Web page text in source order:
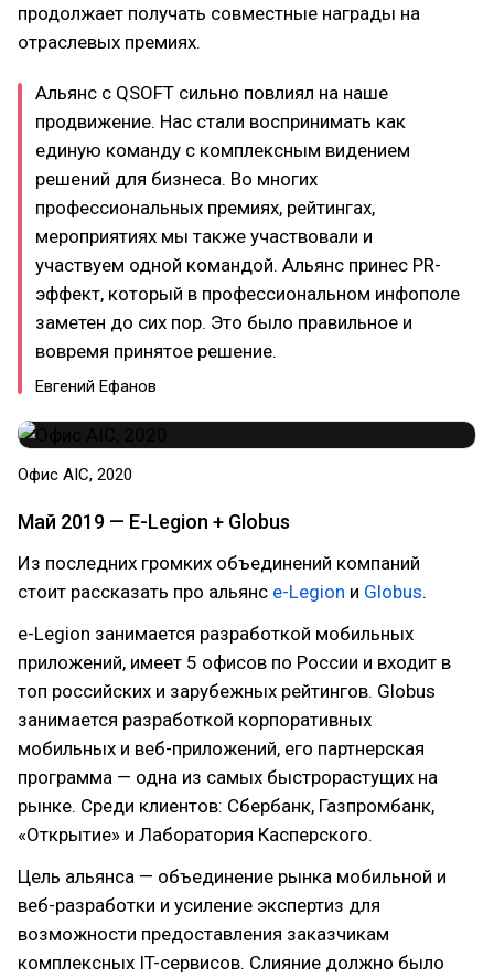
продолжает получать совместные награды на
отраслевых премиях.
Альянс с QSOFT сильно повлиял на наше
продвижение. Нас стали воспринимать как
единую команду с комплексным видением
решений для бизнеса. Во многих
профессиональных премиях, рейтингах,
мероприятиях мы также участвовали и
участвуем одной командой. Альянс принес PR-
эффект, который в профессиональном инфополе
заметен до сих пор. Это было правильное и
вовремя принятое решение.
Евгений Ефанов
Офис AIC, 2020
Май 2019 — E-Legion + Globus
Из последних громких объединений компаний
стоит рассказать про альянс e-Legion и Globus.
e-Legion занимается разработкой мобильных
приложений, имеет 5 офисов по России и входит в
топ российских и зарубежных рейтингов. Globus
занимается разработкой корпоративных
мобильных и веб-приложений, его партнерская
программа — одна из самых быстрорастущих на
рынке. Среди клиентов: Сбербанк, Газпромбанк,
«Открытие» и Лаборатория Касперского.
Цель альянса — объединение рынка мобильной и
веб-разработки и усиление экспертиз для
возможности предоставления заказчикам
комплексных IT-сервисов. Слияние должно было